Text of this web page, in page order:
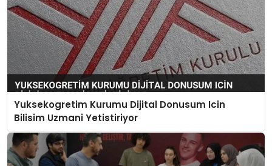
Yuksekogretim Kurumu Dijital Donusum Icin
Bilisim Uzmani Yetistiriyor